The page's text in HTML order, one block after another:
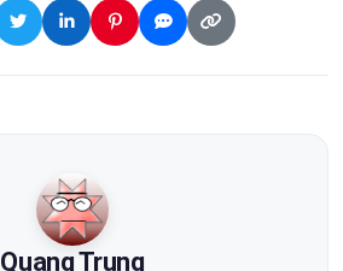
Quang Trung